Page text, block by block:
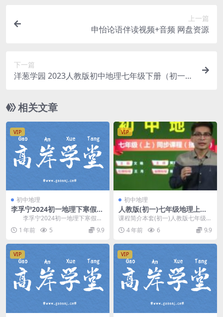
上一篇
申怡论语伴读视频+音频 网盘资源
下一篇
洋葱学园 2023人教版初中地理七年级下册（初一）
相关文章
VIP
初中地理
李孚宁2024初一地理下寒假预
习A+班(全国版 含讲义) 百度
网盘分享
李孚宁2024初一地理下寒假预
习A+班(全国版 含电子讲义)，开课
时间：20...
1 年前 5 9.9
VIP
初中地理
人教版(初一)七年级地理上册
课本同步讲课教学视频全集(5
章 贾老师)百度网盘下载
课程简介本套(初一)人教版七年级地
理上册课本同步讲课教学视频全
集，由颠覆课堂贾老...
4 年前 6 9.9
VIP VIP